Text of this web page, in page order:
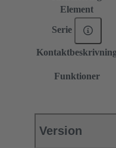
Element
Serie
Kontaktbeskrivning
Funktioner
Version